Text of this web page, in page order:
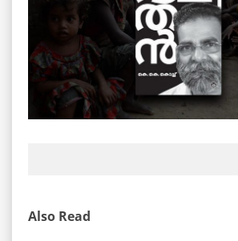
Also Read